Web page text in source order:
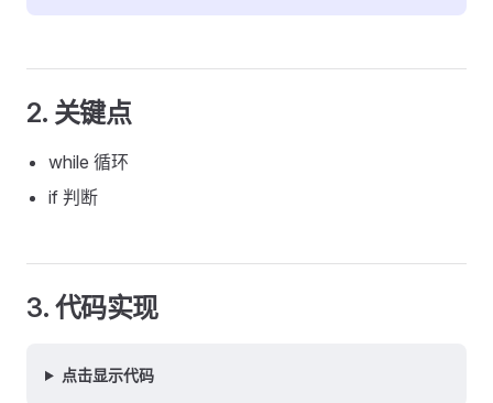
2. 关键点
while 循环
if 判断
3. 代码实现
点击显示代码